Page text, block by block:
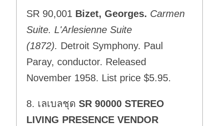
SR 90,001 Bizet, Georges. Carmen
Suite. L'Arlesienne Suite
(1872). Detroit Symphony. Paul
Paray, conductor. Released
November 1958. List price $5.95.
8. เลเบลชุด SR 90000 STEREO
LIVING PRESENCE VENDOR